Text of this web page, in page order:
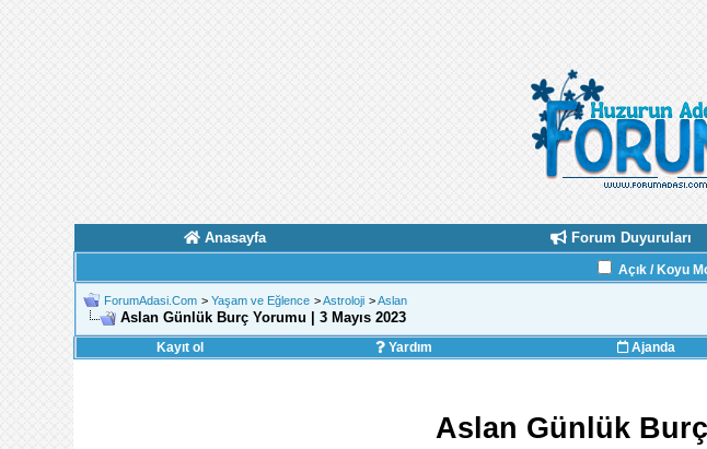
Anasayfa Forum Duyuruları
Açık / Koyu
ForumAdasi.Com > Yaşam ve Eğlence >Astroloji >Aslan
Aslan Günlük Burç Yorumu | 3 Mayıs 2023
Kayıt ol
Yardım Ajanda
Aslan Günlük